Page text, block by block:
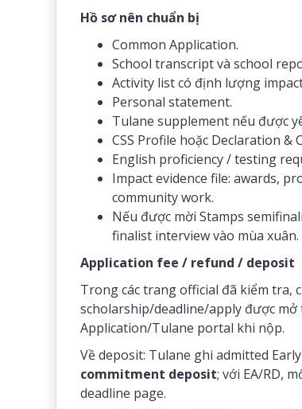
Hồ sơ nên chuẩn bị
Common Application.
School transcript và school
Activity list có định lượng
Personal statement.
Tulane supplement nếu được
CSS Profile hoặc Declaration &
English proficiency / testing
Impact evidence file: awards,
community work.
Nếu được mời Stamps
finalist interview vào mùa xuân.
Application fee / refund / deposit
Trong các trang official đã kiểm tra,
scholarship/deadline/apply được
Application/Tulane portal khi nộp.
Về deposit: Tulane ghi admitted
commitment deposit; với EA/RD,
deadline page.